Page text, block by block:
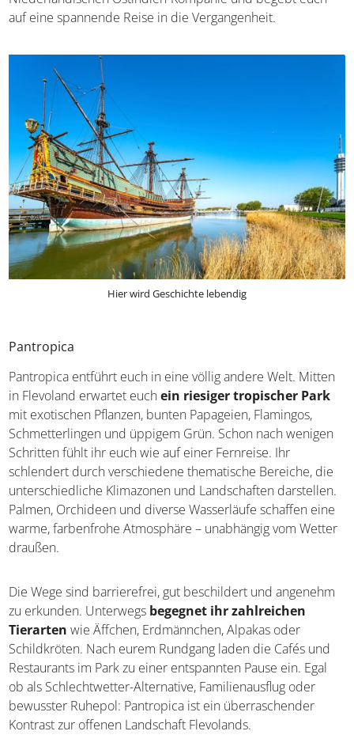
auf eine spannende Reise in die Vergangenheit.
Hier wird Geschichte lebendig
Pantropica
Pantropica entführt euch in eine völlig andere Welt. Mitten
in Flevoland erwartet euchein riesiger tropischer Park
mit exotischen Pflanzen, bunten Papageien, Flamingos,
Schmetterlingen und üppigem Grün. Schon nach wenigen
Schritten fühlt ihr euch wie auf einer Fernreise. Ihr
schlendert durch verschiedene thematische Bereiche, die
unterschiedliche Klimazonen und Landschaften darstellen.
Palmen, Orchideen und diverse Wasserläufe schaffen eine
warme, farbenfrohe Atmosphäre – unabhängig vom Wetter
draußen.
Die Wege sind barrierefrei, gut beschildert und angenehm
zu erkunden. Unterwegs begegnet ihr zahlreichen
Tierarten wie Äffchen, Erdmännchen, Alpakas oder
Schildkröten. Nach eurem Rundgang laden die Cafés und
Restaurants im Park zu einer entspannten Pause ein. Egal
ob als Schlechtwetter-Alternative, Familienausflug oder
bewusster Ruhepol: Pantropica ist ein überraschender
Kontrast zur offenen Landschaft Flevolands.